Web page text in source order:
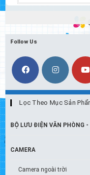
Follow Us
Lọc Theo Mục Sản
BỘ LƯU ĐIỆN VĂN PHÒNG
CAMERA
Camera ngoài trời